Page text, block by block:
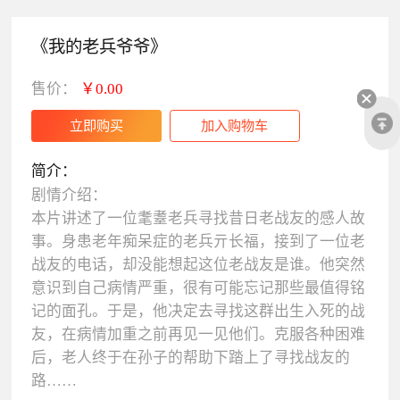
《我的老兵爷爷》
售价： ￥0.00
简介：
剧情介绍：
本片讲述了一位耄耋老兵寻找昔日老战友的感人故
事。身患老年痴呆症的老兵亓长福，接到了一位老
战友的电话，却没能想起这位老战友是谁。他突然
意识到自己病情严重，很有可能忘记那些最值得铭
记的面孔。于是，他决定去寻找这群出生入死的战
友，在病情加重之前再见一见他们。克服各种困难
后，老人终于在孙子的帮助下踏上了寻找战友的
路……